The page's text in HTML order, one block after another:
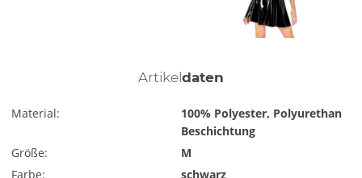
Artikeldaten
Material:
100% Polyester, Polyurethan
Beschichtung
Größe:
M
Farbe:
schwarz